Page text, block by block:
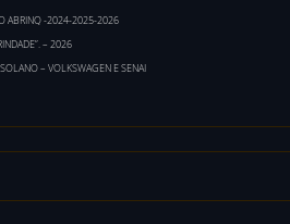
ABRINQ -2024-2025-2026
– 2026
– VOLKSWAGEN E SENAI